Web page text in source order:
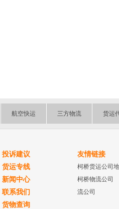
航空快运 三方物流 货运
投诉建议
货运专线
新闻中心
联系我们
货物查询
友情链接
柯桥货运公司
柯桥物流公司
流公司